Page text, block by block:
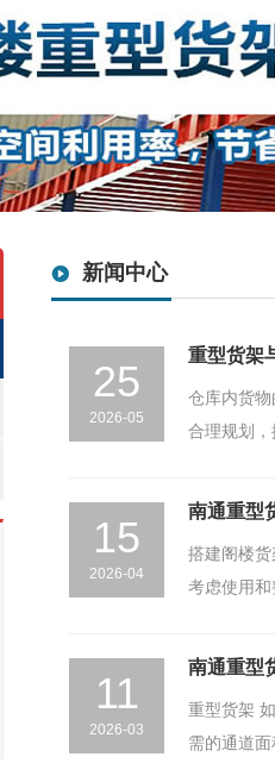
新闻中心
25
2026-05
重型货架
仓库内货
合理规划
15
2026-04
南通重型
搭建阁楼
考虑使用
11
2026-03
南通重型
重型货架
需的通道